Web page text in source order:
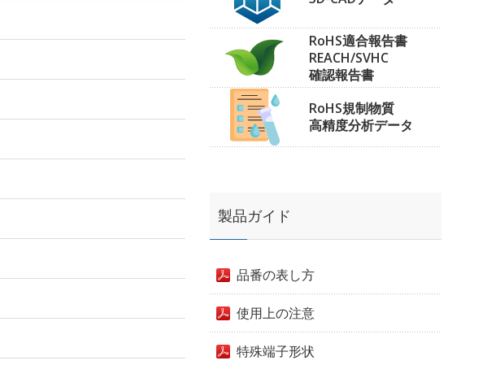
RoHS適合報告書
REACH/SVHC
確認報告書
RoHS規制物質
高精度分析データ
製品ガイド
品番の表し方
使用上の注意
特殊端子形状